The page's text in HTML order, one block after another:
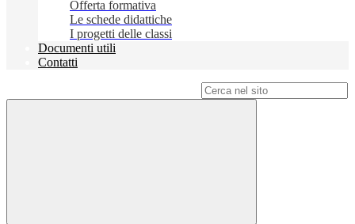
Offerta formativa
Le schede didattiche
I progetti delle classi
Documenti utili
Contatti